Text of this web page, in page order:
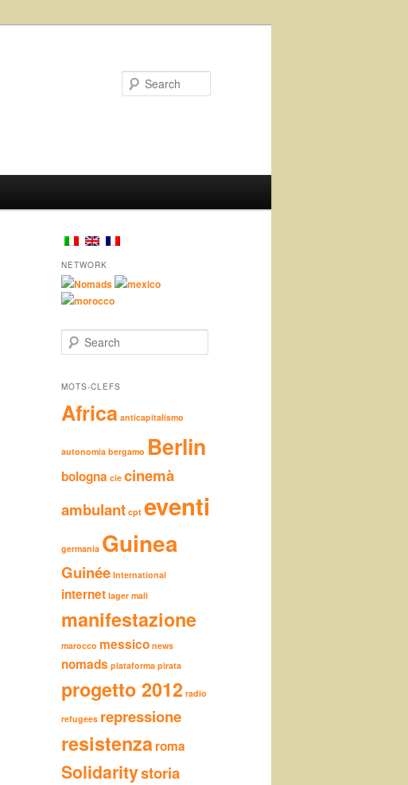
NETWORK
Nomads
mexico
morocco
Search
MOTS-CLEFS
Africa anticapitalismo
autonomia bergamo Berlin
bologna cie cinemà
ambulant cpt eventi
germania Guinea
Guinée International
internet lager mali
manifestazione
marocco messico news
nomads plataforma pirata
progetto 2012 radio
refugees repressione
resistenza roma
Solidaritystoria